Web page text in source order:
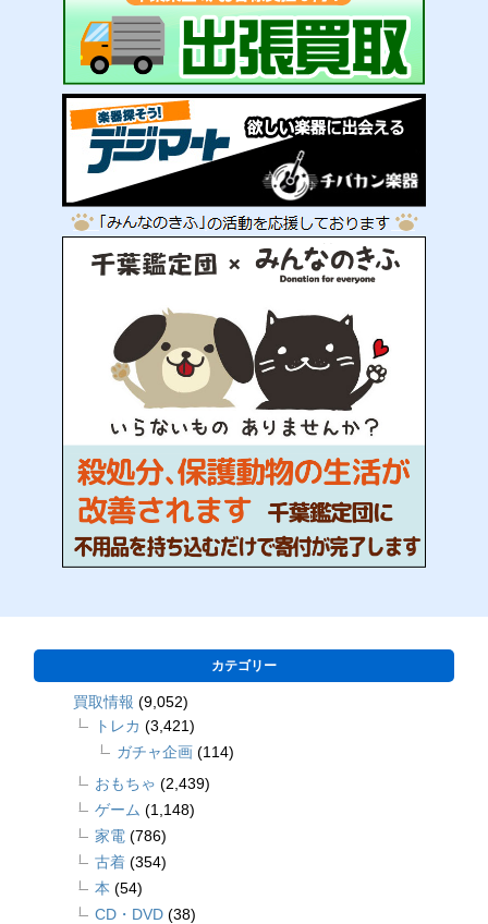
カテゴリー
買取情報 (9,052)
トレカ (3,421)
ガチャ企画 (114)
おもちゃ (2,439)
ゲーム (1,148)
家電 (786)
古着 (354)
本 (54)
CD・DVD (38)